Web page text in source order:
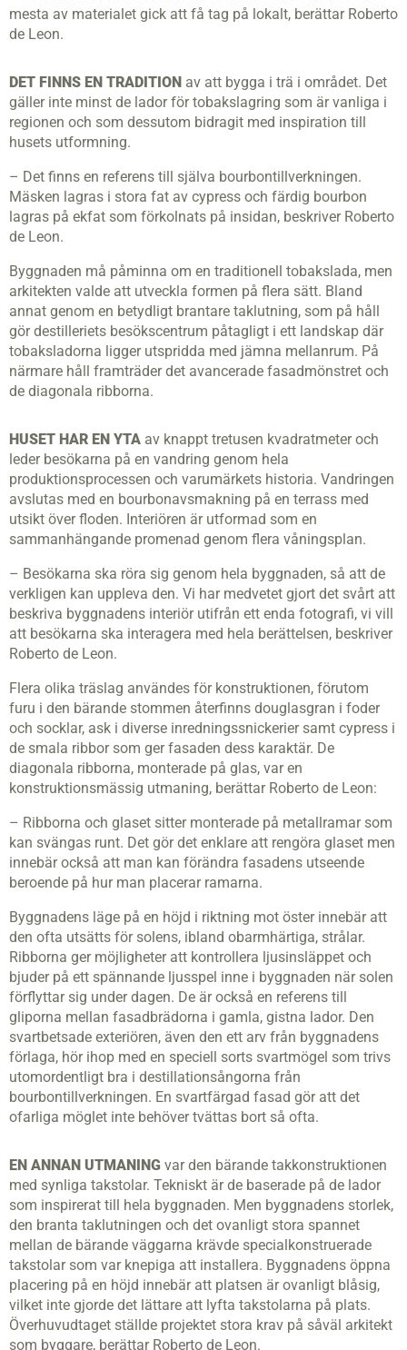
mesta av materialet gick att få tag på lokalt, berättar Roberto
de Leon.
DET FINNS EN TRADITION av att bygga i trä i området. Det
gäller inte minst de lador för tobakslagring som är vanliga i
regionen och som dessutom bidragit med inspiration till
husets utformning.
– Det finns en referens till själva bourbontillverkningen.
Mäsken lagras i stora fat av cypress och färdig bourbon
lagras på ekfat som förkolnats på insidan, beskriver Roberto
de Leon.
Byggnaden må påminna om en traditionell tobakslada, men
arkitekten valde att utveckla formen på flera sätt. Bland
annat genom en betydligt brantare taklutning, som på håll
gör destilleriets besökscentrum påtagligt i ett landskap där
tobaksladorna ligger utspridda med jämna mellanrum. På
närmare håll framträder det avancerade fasadmönstret och
de diagonala ribborna.
HUSET HAR EN YTA av knappt tretusen kvadratmeter och
leder besökarna på en vandring genom hela
produktionsprocessen och varumärkets historia. Vandringen
avslutas med en bourbonavsmakning på en terrass med
utsikt över floden. Interiören är utformad som en
sammanhängande promenad genom flera våningsplan.
– Besökarna ska röra sig genom hela byggnaden, så att de
verkligen kan uppleva den. Vi har medvetet gjort det svårt att
beskriva byggnadens interiör utifrån ett enda fotografi, vi vill
att besökarna ska interagera med hela berättelsen, beskriver
Roberto de Leon.
Flera olika träslag användes för konstruktionen, förutom
furu i den bärande stommen återfinns douglasgran i foder
och socklar, ask i diverse inredningssnickerier samt cypress i
de smala ribbor som ger fasaden dess karak­tär. De
diagonala ribborna, monterade på glas, var en
konstruktionsmässig utmaning, berättar Roberto de Leon:
– Ribborna och glaset sitter monterade på metallramar som
kan svängas runt. Det gör det enklare att rengöra glaset men
innebär också att man kan förändra fasadens utseende
beroende på hur man placerar ramarna.
Byggnadens läge på en höjd i riktning mot öster innebär att
den ofta utsätts för solens, ibland obarmhärtiga, strålar.
Ribborna ger möjligheter att kontrollera ljusinsläppet och
bjuder på ett spännande ljusspel inne i byggnaden när solen
förflyttar sig under dagen. De är också en referens till
gliporna mellan fasadbrädorna i gamla, gistna lador. Den
svartbetsade exteriören, även den ett arv från byggnadens
förlaga, hör ihop med en speciell sorts svartmögel som trivs
utomordentligt bra i destillationsångorna från
bourbontillverkningen. En svartfärgad fasad gör att det
ofarliga möglet inte behöver tvättas bort så ofta.
EN ANNAN UTMANING var den bärande takkonstruktionen
med synliga takstolar. Tekniskt är de baserade på de lador
som inspirerat till hela byggnaden. Men byggnadens storlek,
den branta taklutningen och det ovanligt stora spannet
mellan de bärande väggarna krävde specialkonstruerade
takstolar som var knepiga att installera. Byggnadens öppna
placering på en höjd innebär att platsen är ovanligt blåsig,
vilket inte gjorde det lättare att lyfta takstolarna på plats.
Överhuvudtaget ställde projektet stora krav på såväl arkitekt
som byggare, berättar Roberto de Leon.